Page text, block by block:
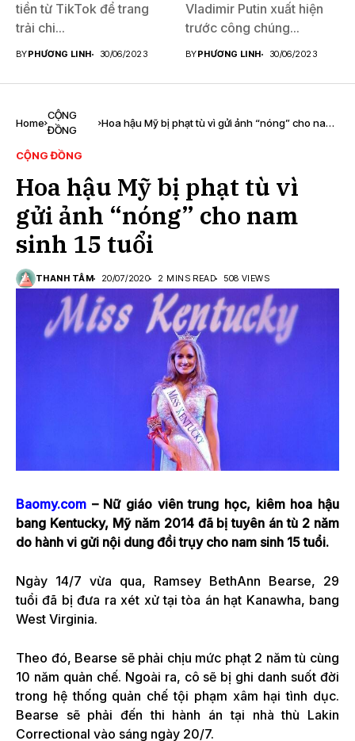
tiền từ TikTok để trang
trải chi...
BYPHƯƠNG LINH 30/06/2023
Vladimir Putin xuất hiện
trước công chúng...
BYPHƯƠNG LINH 30/06/2023
Home
CỘNG
ĐỒNG
Hoa hậu Mỹ bị phạt tù vì gửi ảnh “nóng” cho nam
CỘNG ĐỒNG
Hoa hậu Mỹ bị phạt tù vì
gửi ảnh “nóng” cho nam
sinh 15 tuổi
THANH TÂM 20/07/2020 2 MINS READ 508 VIEWS
Baomy.com – Nữ giáo viên trung học, kiêm hoa hậu
bang Kentucky, Mỹ năm 2014 đã bị tuyên án tù 2 năm
do hành vi gửi nội dung đồi trụy cho nam sinh 15 tuổi.
Ngày 14/7 vừa qua, Ramsey BethAnn Bearse, 29
tuổi đã bị đưa ra xét xử tại tòa án hạt Kanawha, bang
West Virginia.
Theo đó, Bearse sẽ phải chịu mức phạt 2 năm tù cùng
10 năm quản chế. Ngoài ra, cô sẽ bị ghi danh suốt đời
trong hệ thống quản chế tội phạm xâm hại tình dục.
Bearse sẽ phải đến thi hành án tại nhà thù Lakin
Correctional vào sáng ngày 20/7.